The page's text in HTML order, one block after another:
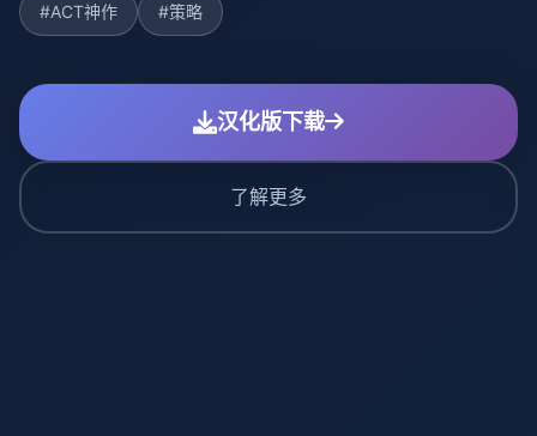
#ACT神作 #策略
汉化版下载
了解更多